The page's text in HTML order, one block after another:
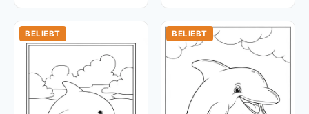
BELIEBT BELIEBT